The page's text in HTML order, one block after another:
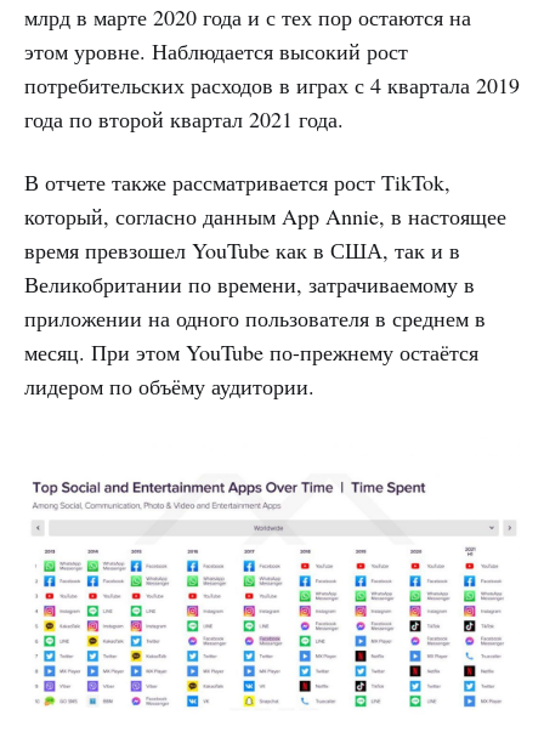
млрд в марте 2020 года и с тех пор остаются на
этом уровне. Наблюдается высокий рост
потребительских расходов в играх с 4 квартала 2019
года по второй квартал 2021 года.
В отчете также рассматривается рост TikTok,
который, согласно данным App Annie, в настоящее
время превзошел YouTube как в США, так и в
Великобритании по времени, затрачиваемому в
приложении на одного пользователя в среднем в
месяц. При этом YouTube по-прежнему остаётся
лидером по объёму аудитории.